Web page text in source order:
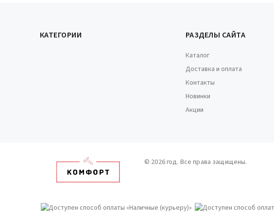
КАТЕГОРИИ РАЗДЕЛЫ САЙТА
Каталог
Доставка и оплата
Контакты
Новинки
Акции
© 2026 год. Все права защищены.